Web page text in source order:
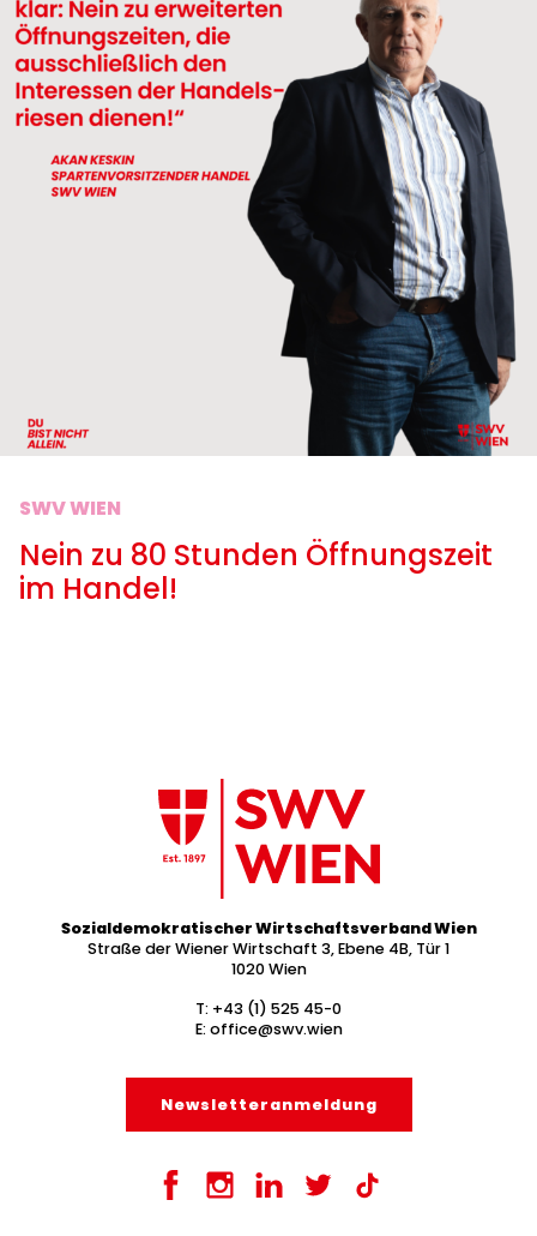
SWV WIEN
Nein zu 80 Stunden Öffnungszeit
im Handel!
Sozialdemokratischer Wirtschaftsverband Wien
Straße der Wiener Wirtschaft 3, Ebene 4B, Tür 1
1020 Wien
T: +43 (1) 525 45-0
E: office@swv.wien
Newsletter­anmeldung